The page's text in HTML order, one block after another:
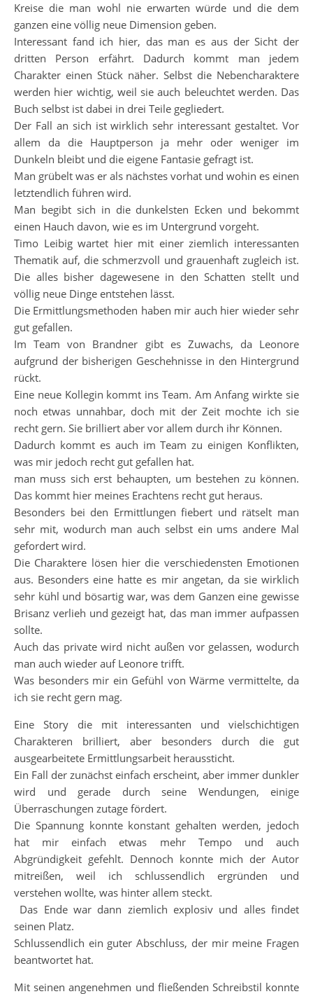
Kreise die man wohl nie erwarten würde und die dem
ganzen eine völlig neue Dimension geben.
Interessant fand ich hier, das man es aus der Sicht der
dritten Person erfährt. Dadurch kommt man jedem
Charakter einen Stück näher. Selbst die Nebencharaktere
werden hier wichtig, weil sie auch beleuchtet werden. Das
Buch selbst ist dabei in drei Teile gegliedert.
Der Fall an sich ist wirklich sehr interessant gestaltet. Vor
allem da die Hauptperson ja mehr oder weniger im
Dunkeln bleibt und die eigene Fantasie gefragt ist.
Man grübelt was er als nächstes vorhat und wohin es einen
letztendlich führen wird.
Man begibt sich in die dunkelsten Ecken und bekommt
einen Hauch davon, wie es im Untergrund vorgeht.
Timo Leibig wartet hier mit einer ziemlich interessanten
Thematik auf, die schmerzvoll und grauenhaft zugleich ist.
Die alles bisher dagewesene in den Schatten stellt und
völlig neue Dinge entstehen lässt.
Die Ermittlungsmethoden haben mir auch hier wieder sehr
gut gefallen.
Im Team von Brandner gibt es Zuwachs, da Leonore
aufgrund der bisherigen Geschehnisse in den Hintergrund
rückt.
Eine neue Kollegin kommt ins Team. Am Anfang wirkte sie
noch etwas unnahbar, doch mit der Zeit mochte ich sie
recht gern. Sie brilliert aber vor allem durch ihr Können.
Dadurch kommt es auch im Team zu einigen Konflikten,
was mir jedoch recht gut gefallen hat.
man muss sich erst behaupten, um bestehen zu können.
Das kommt hier meines Erachtens recht gut heraus.
Besonders bei den Ermittlungen fiebert und rätselt man
sehr mit, wodurch man auch selbst ein ums andere Mal
gefordert wird.
Die Charaktere lösen hier die verschiedensten Emotionen
aus. Besonders eine hatte es mir angetan, da sie wirklich
sehr kühl und bösartig war, was dem Ganzen eine gewisse
Brisanz verlieh und gezeigt hat, das man immer aufpassen
sollte.
Auch das private wird nicht außen vor gelassen, wodurch
man auch wieder auf Leonore trifft.
Was besonders mir ein Gefühl von Wärme vermittelte, da
ich sie recht gern mag.
Eine Story die mit interessanten und vielschichtigen
Charakteren brilliert, aber besonders durch die gut
ausgearbeitete Ermittlungsarbeit heraussticht.
Ein Fall der zunächst einfach erscheint, aber immer dunkler
wird und gerade durch seine Wendungen, einige
Überraschungen zutage fördert.
Die Spannung konnte konstant gehalten werden, jedoch
hat mir einfach etwas mehr Tempo und auch
Abgründigkeit gefehlt. Dennoch konnte mich der Autor
mitreißen, weil ich schlussendlich ergründen und
verstehen wollte, was hinter allem steckt.
Das Ende war dann ziemlich explosiv und alles findet
seinen Platz.
Schlussendlich ein guter Abschluss, der mir meine Fragen
beantwortet hat.
Mit seinen angenehmen und fließenden Schreibstil konnte